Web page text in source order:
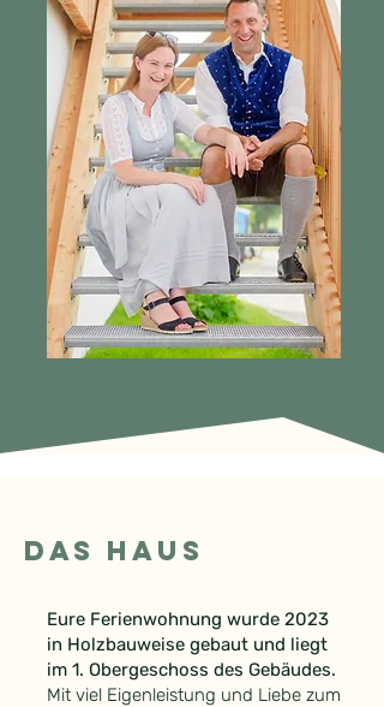
Das Haus
Eure Ferienwohnung wurde 2023
in Holzbauweise gebaut und liegt
im 1. Obergeschoss des Gebäudes.
Mit viel Eigenleistung und Liebe zum